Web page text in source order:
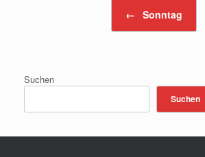
← Sonntag
Suchen
Suchen